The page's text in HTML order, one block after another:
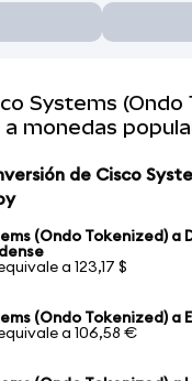
Systems (Ondo
monedas
de Cisco
(Ondo Tokenized) a
a 123,17 $
(Ondo Tokenized) a
a 106,58 €